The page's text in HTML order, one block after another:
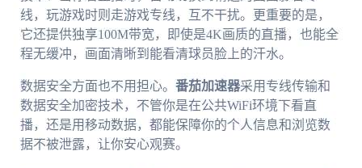
线，玩游戏时则走游戏专线，互不干扰。更重要的是，
它还提供独享100M带宽，即使是4K画质的直播，也能全
程无缓冲，画面清晰到能看清球员脸上的汗水。
数据安全方面也不用担心。 番茄加速器采用专线传输和
数据安全加密技术，不管你是在公共WiFi环境下看直
播，还是用移动数据，都能保障你的个人信息和浏览数
据不被泄露，让你安心观赛。